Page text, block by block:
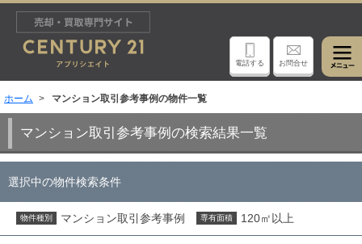
電話する お問合せ
ホーム マンション取引参考事例の物件一覧
マンション取引参考事例の検索結果一覧
選択中の物件検索条件
物件種別 マンション取引参考事例 専有面積 120㎡以上